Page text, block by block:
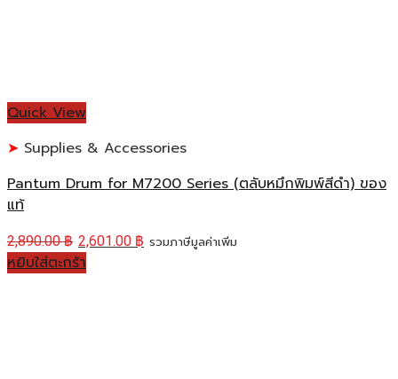
Quick View
Supplies & Accessories
Pantum Drum for M7200 Series (ตลับหมึกพิมพ์สีดำ) ของ
แท้
2,890.00฿ 2,601.00 ฿ รวมภาษีมูลค่าเพิ่ม
หยิบใส่ตะกร้า